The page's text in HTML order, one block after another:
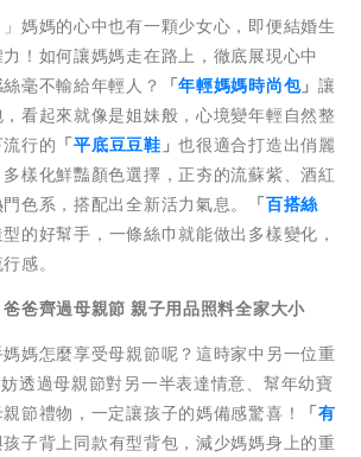
」媽媽的心中也有一顆少女心，即便結婚生
！如何讓媽媽走在路上，徹底展現心中
毫不輸給年輕人？
「年輕媽媽時尚包」 讓
看起來就像是姐妹般，心境變年輕自然整
行的 「平底豆豆鞋」也很適合打造出俏麗
樣化鮮豔顏色選擇，正夯的流蘇紫、酒紅
色系，搭配出全新活力氣息。
「百搭絲
的好幫手，一條絲巾就能做出多樣變化，
感。
爸齊過母親節 親子用品照料全家大小
媽怎麼享受母親節呢？這時家中另一位重
透過母親節對另一半表達情意、幫年幼寶
節禮物，一定讓孩子的媽備感驚喜！
「有
子背上同款有型背包，減少媽媽身上的重